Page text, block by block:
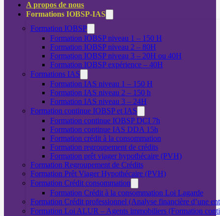
A propos de nous
Formations IOBSP-IAS
Formation IOBSP
Formation IOBSP niveau 1 – 150 H
Formation IOBSP niveau 2 – 80H
Formation IOBSP niveau 3 – 20H ou 40H
Formation IOBSP expérience – 40H
Formations IAS
Formation IAS niveau 1 – 150 H
Formation IAS niveau 2 – 150 h
Formation IAS niveau 3 – 24H
Formation continue IOBSP et IAS
Formation continue IOBSP DCI 7h
Formation continue IAS DDA 15h
Formation crédit à la consommation
Formation regroupement de crédits
Formation prêt viager hypothécaire (PVH)
Formation Regroupement de Crédits
Formation Prêt Viager Hypothécaire (PVH)
Formation Crédit consommation
Formation Crédit à la consommation Loi Lagarde
Formation Crédit professionnel (Analyse financière d’une
Formation Loi ALUR – Agents immobiliers (Formation